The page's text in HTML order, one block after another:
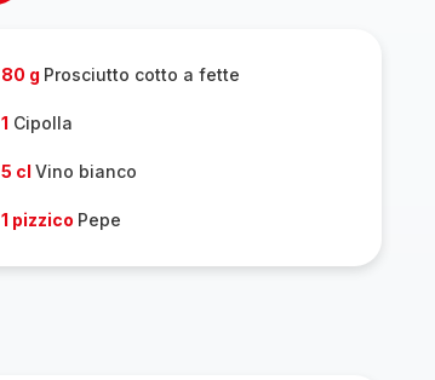
80 g Prosciutto cotto a fette
1 Cipolla
5 cl Vino bianco
1 pizzico Pepe